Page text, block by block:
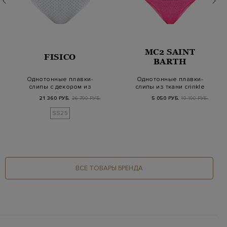
FISICO
Однотонные плавки-
слипы с декором из
21 360 РУБ. 26 700 РУБ.
SS25
MC2 SAINT
BARTH
Однотонные плавки-
слипы из ткани crinkle
5 050 РУБ. 10 100 РУБ.
ВСЕ ТОВАРЫ БРЕНДА